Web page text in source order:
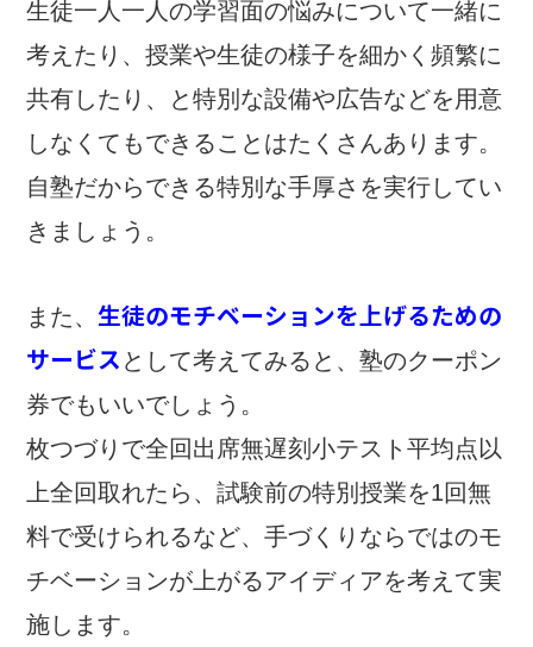
生徒一人一人の学習面の悩みについて一緒に
考えたり、授業や生徒の様子を細かく頻繁に
共有したり、と特別な設備や広告などを用意
しなくてもできることはたくさんあります。
自塾だからできる特別な手厚さを実行してい
きましょう。
また、生徒のモチベーションを上げるための
サービス として考えてみると、塾のクーポン
券でもいいでしょう。
枚つづりで全回出席無遅刻小テスト平均点以
上全回取れたら、試験前の特別授業を1回無
料で受けられるなど、手づくりならではのモ
チベーションが上がるアイディアを考えて実
施します。